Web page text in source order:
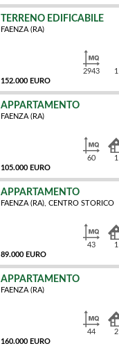
TERRENO EDIFICABILE
FAENZA (RA)
152.000 EURO
2943 1
APPARTAMENTO
FAENZA (RA)
105.000 EURO
60 1
APPARTAMENTO
FAENZA (RA), CENTRO STORICO
89.000 EURO
43 1
APPARTAMENTO
FAENZA (RA)
160.000 EURO
44 2